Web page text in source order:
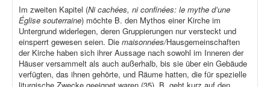
Im zweiten Kapitel (Ni cachées, ni confinées: le mythe d’une
Église souterraine) möchte B. den Mythos einer Kirche im
Untergrund widerlegen, deren Gruppierungen nur versteckt und
einsperrt gewesen seien. Die maisonnées/Hausgemeinschaften
der Kirche haben sich ihrer Aussage nach sowohl im Inneren der
Häuser versammelt als auch außerhalb, bis sie über ein Gebäude
verfügten, das ihnen gehörte, und Räume hatten, die für spezielle